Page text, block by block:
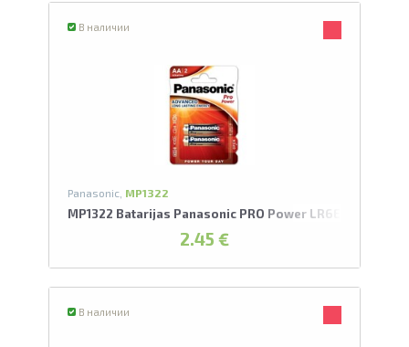
В наличии
Panasonic, MP1322
MP1322 Batarijas Panasonic PRO Power LR6EE/2BP
2.45 €
В наличии